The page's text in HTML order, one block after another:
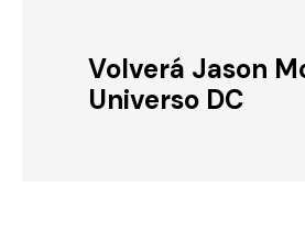
Volverá Jason
Universo DC